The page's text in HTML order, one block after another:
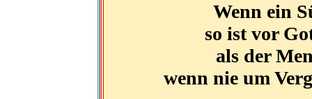
Wenn ein
so ist vor
als der
wenn nie um